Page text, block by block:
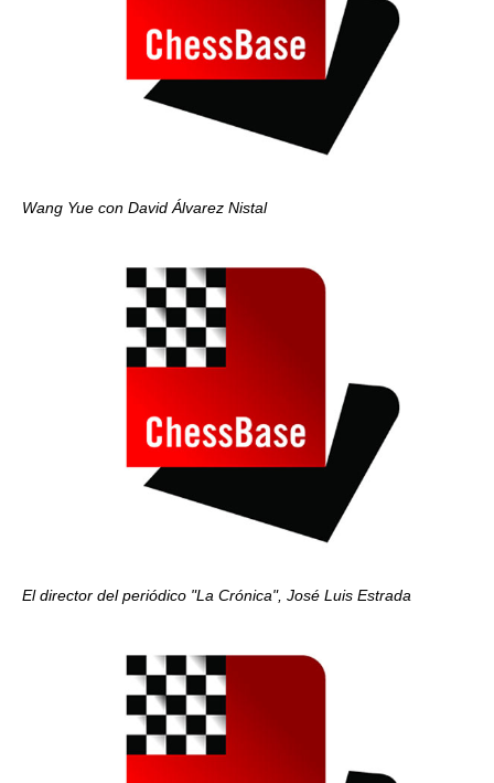
Wang Yue con David Álvarez Nistal
El director del periódico "La Crónica", José Luis Estrada